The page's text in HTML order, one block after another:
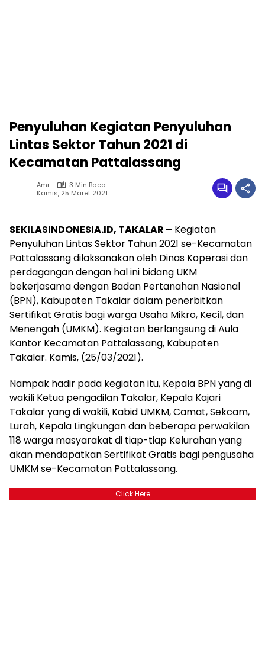
Penyuluhan Kegiatan Penyuluhan
Lintas Sektor Tahun 2021 di
Kecamatan Pattalassang
Amr
3 Min Baca
Kamis, 25 Maret 2021
SEKILASINDONESIA.ID, TAKALAR – Kegiatan
Penyuluhan Lintas Sektor Tahun 2021 se-Kecamatan
Pattalassang dilaksanakan oleh Dinas Koperasi dan
perdagangan dengan hal ini bidang UKM
bekerjasama dengan Badan Pertanahan Nasional
(BPN), Kabupaten Takalar dalam penerbitkan
Sertifikat Gratis bagi warga Usaha Mikro, Kecil, dan
Menengah (UMKM). Kegiatan berlangsung di Aula
Kantor Kecamatan Pattalassang, Kabupaten
Takalar. Kamis, (25/03/2021).
Nampak hadir pada kegiatan itu, Kepala BPN yang di
wakili Ketua pengadilan Takalar, Kepala Kajari
Takalar yang di wakili, Kabid UMKM, Camat, Sekcam,
Lurah, Kepala Lingkungan dan beberapa perwakilan
118 warga masyarakat di tiap-tiap Kelurahan yang
akan mendapatkan Sertifikat Gratis bagi pengusaha
UMKM se-Kecamatan Pattalassang.
Click Here